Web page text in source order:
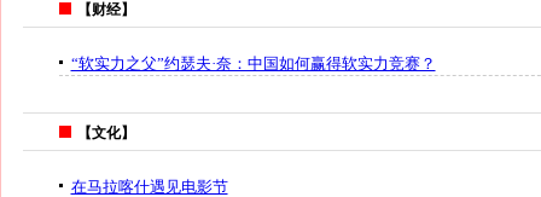
【财经】
“软实力之父”约瑟夫·奈：中国如何赢得软实力竞赛？
【文化】
在马拉喀什遇见电影节